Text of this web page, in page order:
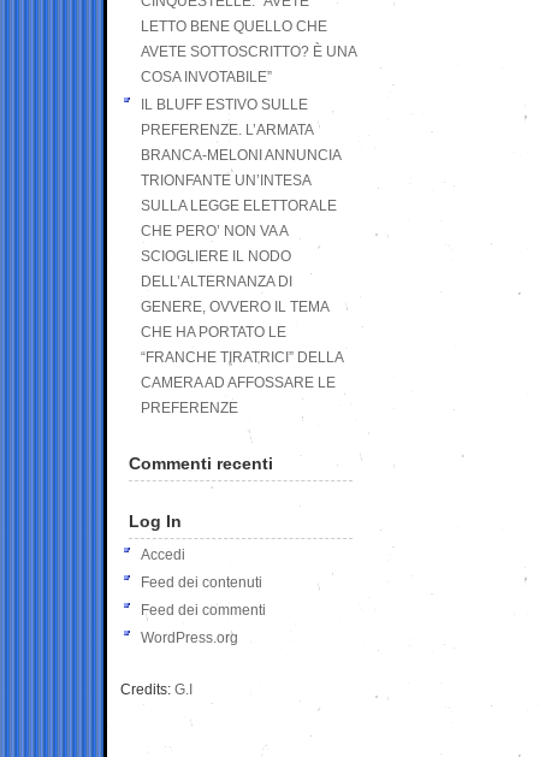
LETTO BENE QUELLO CHE
AVETE SOTTOSCRITTO? È UNA
COSA INVOTABILE”
IL BLUFF ESTIVO SULLE
PREFERENZE. L’ARMATA
BRANCA-MELONI ANNUNCIA
TRIONFANTE UN’INTESA
SULLA LEGGE ELETTORALE
CHE PERO’ NON VA A
SCIOGLIERE IL NODO
DELL’ALTERNANZA DI
GENERE, OVVERO IL TEMA
CHE HA PORTATO LE
“FRANCHE TIRATRICI” DELLA
CAMERA AD AFFOSSARE LE
PREFERENZE
Commenti recenti
Log In
Accedi
Feed dei contenuti
Feed dei commenti
WordPress.org
Credits: G.I